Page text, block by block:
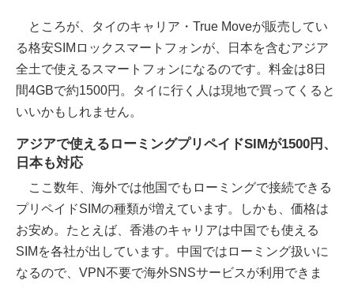
ところが、タイのキャリア・True Moveが販売してい
る格安SIMロックスマートフォンが、日本を含むアジア
全土で使えるスマートフォンになるのです。料金は8日
間4GBで約1500円。タイに行く人は現地で買ってくると
いいかもしれません。
アジアで使えるローミングプリペイドSIMが1500円、
日本も対応
ここ数年、海外では他国でもローミングで接続できる
プリペイドSIMの種類が増えています。しかも、価格は
お安め。たとえば、香港のキャリアは中国でも使える
SIMを各社が出しています。中国ではローミング扱いに
なるので、VPN不要で海外SNSサービスが利用できま